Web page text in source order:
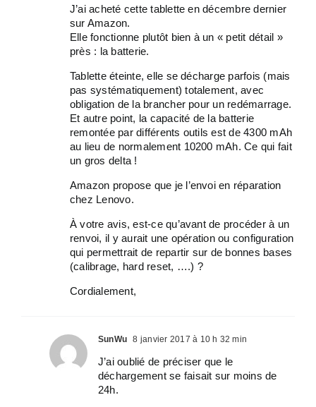
J’ai acheté cette tablette en décembre dernier
sur Amazon.
Elle fonctionne plutôt bien à un « petit détail »
près : la batterie.
Tablette éteinte, elle se décharge parfois (mais
pas systématiquement) totalement, avec
obligation de la brancher pour un redémarrage.
Et autre point, la capacité de la batterie
remontée par différents outils est de 4300 mAh
au lieu de normalement 10200 mAh. Ce qui fait
un gros delta !
Amazon propose que je l’envoi en réparation
chez Lenovo.
À votre avis, est-ce qu’avant de procéder à un
renvoi, il y aurait une opération ou configuration
qui permettrait de repartir sur de bonnes bases
(calibrage, hard reset, ….) ?
Cordialement,
SunWu 8 janvier 2017 à 10 h 32 min
J’ai oublié de préciser que le
déchargement se faisait sur moins de
24h.